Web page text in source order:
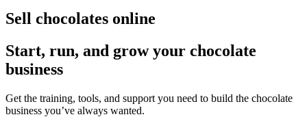
Sell chocolates online
Start, run, and grow your chocolate
business
Get the training, tools, and support you need to build the chocolate
business you’ve always wanted.